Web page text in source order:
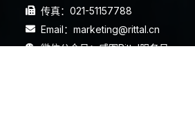
传真：021-51157788
Email：marketing@rittal.cn
微信公众号：威图Rittal服务号